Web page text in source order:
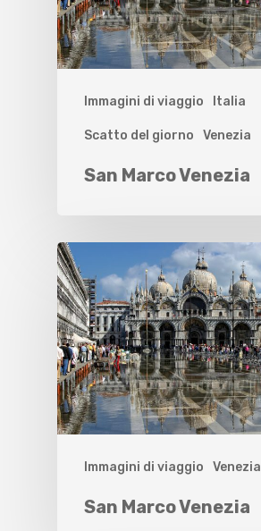
Immagini di viaggio Italia
Scatto del giorno Venezia
San Marco Venezia
Immagini di viaggio Venezia
San Marco Venezia